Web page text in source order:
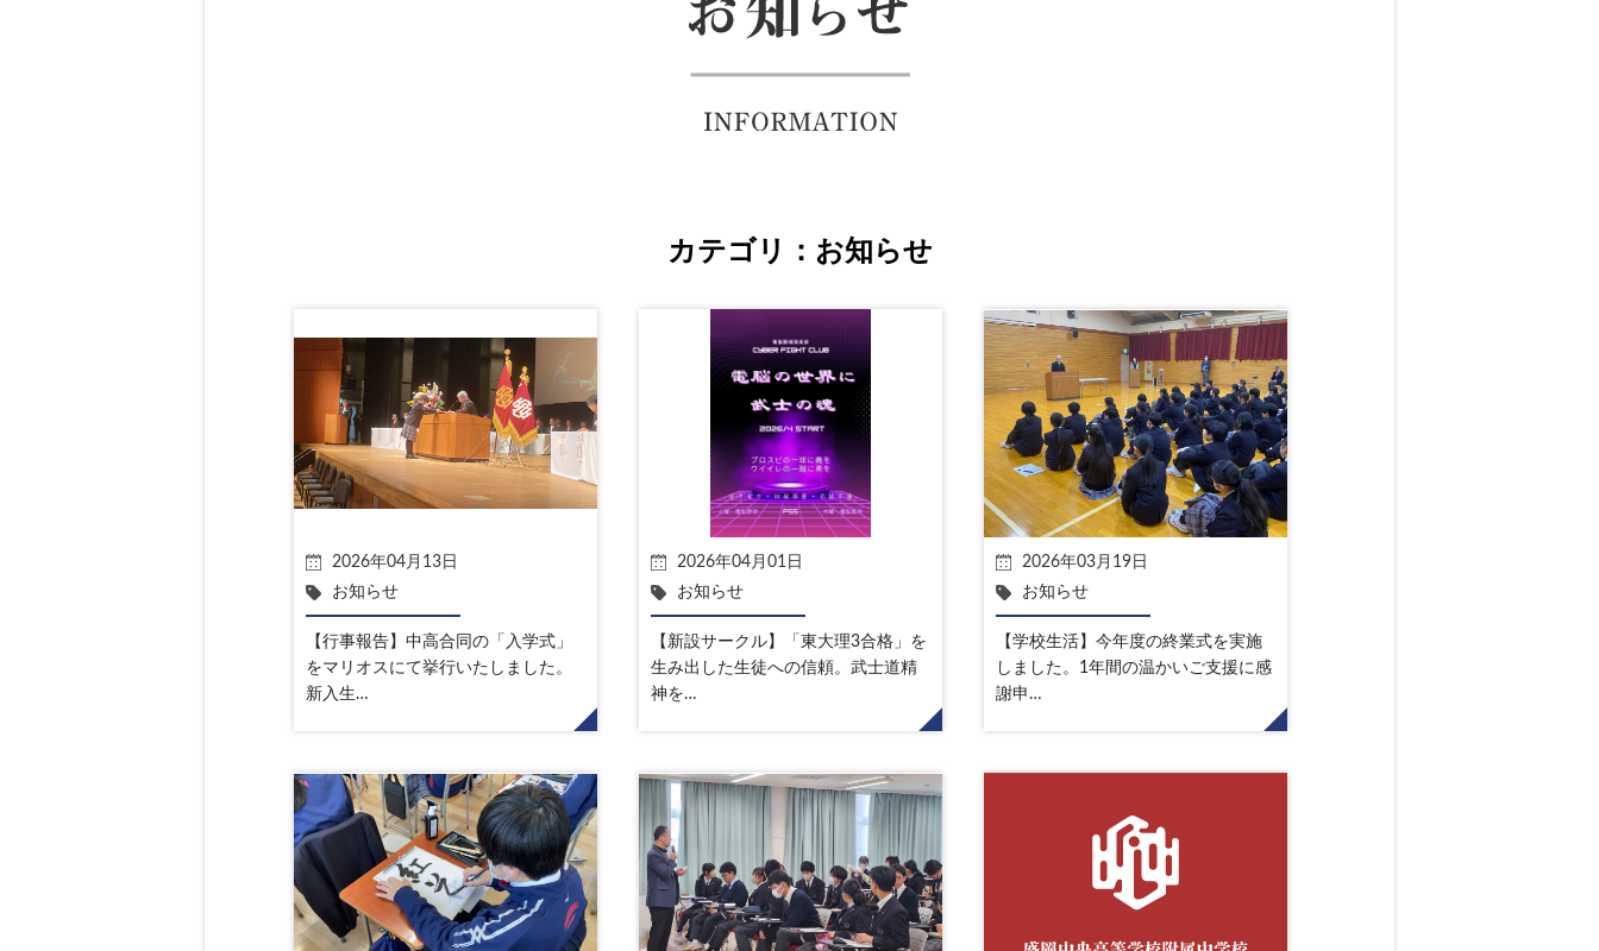
カテゴリ：お知らせ
2026年04月13日
お知らせ
【行事報告】中高合同の「入学式」
をマリオスにて挙行いたしました。
新入生…
2026年04月01日
お知らせ
【新設サークル】「東大理3合格」を
生み出した生徒への信頼。武士道精
神を…
2026年03月19日
お知らせ
【学校生活】今年度の終業式を実施
しました。1年間の温かいご支援に感
謝申…